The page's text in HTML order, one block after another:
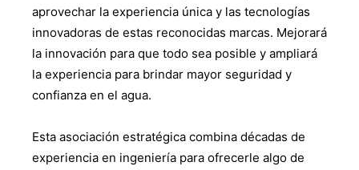
aprovechar la experiencia única y las tecnologías
innovadoras de estas reconocidas marcas. Mejorará
la innovación para que todo sea posible y ampliará
la experiencia para brindar mayor seguridad y
confianza en el agua.
Esta asociación estratégica combina décadas de
experiencia en ingeniería para ofrecerle algo de